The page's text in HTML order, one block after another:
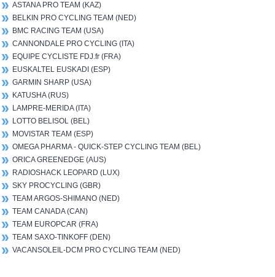
ASTANA PRO TEAM (KAZ)
BELKIN PRO CYCLING TEAM (NED)
BMC RACING TEAM (USA)
CANNONDALE PRO CYCLING (ITA)
EQUIPE CYCLISTE FDJ.fr (FRA)
EUSKALTEL EUSKADI (ESP)
GARMIN SHARP (USA)
KATUSHA (RUS)
LAMPRE-MERIDA (ITA)
LOTTO BELISOL (BEL)
MOVISTAR TEAM (ESP)
OMEGA PHARMA - QUICK-STEP CYCLING TEAM (BEL)
ORICA GREENEDGE (AUS)
RADIOSHACK LEOPARD (LUX)
SKY PROCYCLING (GBR)
TEAM ARGOS-SHIMANO (NED)
TEAM CANADA (CAN)
TEAM EUROPCAR (FRA)
TEAM SAXO-TINKOFF (DEN)
VACANSOLEIL-DCM PRO CYCLING TEAM (NED)